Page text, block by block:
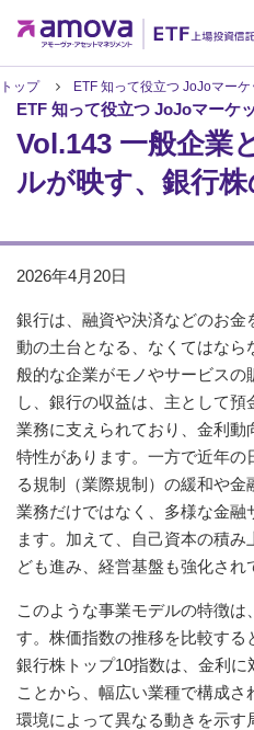
ETFトップ
トップ ETF 知って役立つ JoJoマーケ
ETF 知って役立つ JoJoマーケ
Vol.143 一般企業
ルが映す、銀行株
2026年4月20日
銀行は、融資や決済などのお
動の土台となる、なくてはなら
般的な企業がモノやサービスの
し、銀行の収益は、主として預
業務に支えられており、金利動
特性があります。一方で近年
る規制（業際規制）の緩和や
業務だけではなく、多様な金融
ます。加えて、自己資本の積
ども進み、経営基盤も強化され
このような事業モデルの特徴は
す。株価指数の推移を比較する
銀行株トップ10指数は、金利
ことから、幅広い業種で構成
環境によって異なる動きを示す